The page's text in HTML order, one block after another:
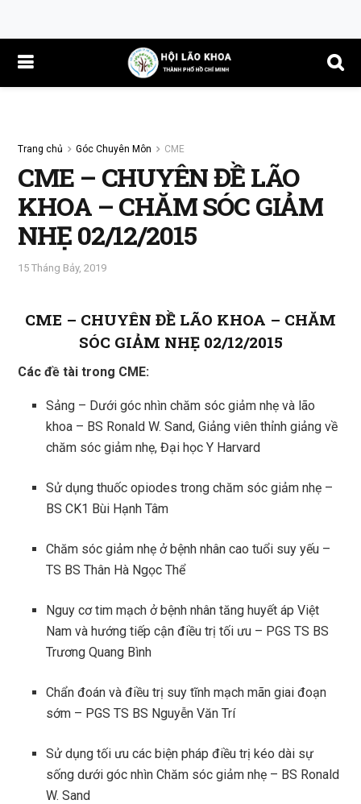
Trang chủ Góc Chuyên Môn CME
CME – CHUYÊN ĐỀ LÃO
KHOA – CHĂM SÓC GIẢM
NHẸ 02/12/2015
15 Tháng Bảy, 2019
CME – CHUYÊN ĐỀ LÃO KHOA – CHĂM
SÓC GIẢM NHẸ 02/12/2015
Các đề tài trong CME:
Sảng – Dưới góc nhìn chăm sóc giảm nhẹ và lão
khoa – BS Ronald W. Sand, Giảng viên thỉnh giảng về
chăm sóc giảm nhẹ, Đại học Y Harvard
Sử dụng thuốc opiodes trong chăm sóc giảm nhẹ –
BS CK1 Bùi Hạnh Tâm
Chăm sóc giảm nhẹ ở bệnh nhân cao tuổi suy yếu –
TS BS Thân Hà Ngọc Thể
Nguy cơ tim mạch ở bệnh nhân tăng huyết áp Việt
Nam và hướng tiếp cận điều trị tối ưu – PGS TS BS
Trương Quang Bình
Chẩn đoán và điều trị suy tĩnh mạch mãn giai đoạn
sớm – PGS TS BS Nguyễn Văn Trí
Sử dụng tối ưu các biện pháp điều trị kéo dài sự
sống dưới góc nhìn Chăm sóc giảm nhẹ – BS Ronald
W. Sand